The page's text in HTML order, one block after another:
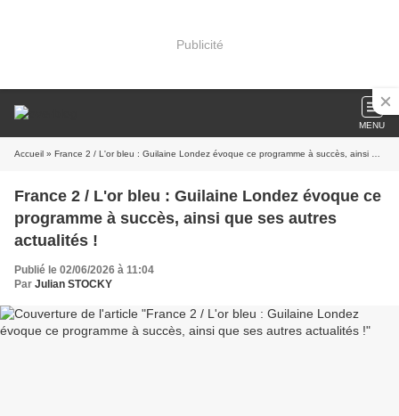
Publicité
MENU
Accueil » France 2 / L'or bleu : Guilaine Londez évoque ce programme à succès, ainsi que ses autres actualités !
France 2 / L'or bleu : Guilaine Londez évoque ce
programme à succès, ainsi que ses autres
actualités !
Publié le 02/06/2026 à 11:04
Par Julian STOCKY